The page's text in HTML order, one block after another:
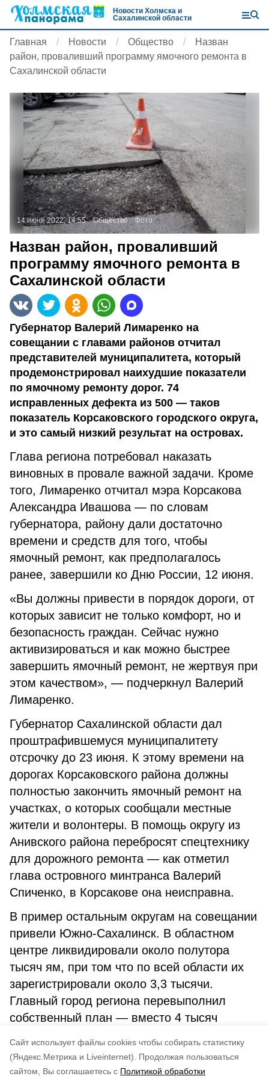
Cайт использует файлы cookies чтобы собирать статистику
(Яндекс.Метрика и Liveinternet).
Продолжая пользоваться
сайтом, Вы соглашаетесь с Политикой обработки
Новости Холмска и
Сахалинской области
Главная Новости Общество
Назван
район, проваливший программу ямочного ремонта в
Сахалинской области
14 июня 2022, 14:55 Общество Фото:
Назван район, проваливший
программу ямочного ремонта в
Сахалинской области
Губернатор Валерий Лимаренко на
совещании с главами районов отчитал
представителей муниципалитета, который
продемонстрировал наихудшие показатели
по ямочному ремонту дорог. 74
исправленных дефекта из 500 — таков
показатель Корсаковского городского округа,
и это самый низкий результат на островах.
Глава региона потребовал наказать
виновных в провале важной задачи. Кроме
того, Лимаренко отчитал мэра Корсакова
Александра Ивашова — по словам
губернатора, району дали достаточно
времени и средств для того, чтобы
ямочный ремонт, как предполагалось
ранее, завершили ко Дню России, 12 июня.
«Вы должны привести в порядок дороги, от
которых зависит не только комфорт, но и
безопасность граждан. Сейчас нужно
активизироваться и как можно быстрее
завершить ямочный ремонт, не жертвуя при
этом качеством», — подчеркнул Валерий
Лимаренко.
Губернатор Сахалинской области дал
проштрафившемуся муниципалитету
отсрочку до 23 июня. К этому времени на
дорогах Корсаковского района должны
полностью закончить ямочный ремонт на
участках, о которых сообщали местные
жители и волонтеры. В помощь округу из
Анивского района перебросят спецтехнику
для дорожного ремонта — как отметил
глава островного минтранса Валерий
Спиченко, в Корсакове она неисправна.
В пример остальным округам на совещании
привели Южно-Сахалинск. В областном
центре ликвидировали около полутора
тысяч ям, при том что по всей области их
зарегистрировали около 3,3 тысячи.
Главный город региона перевыполнил
собственный план — вместо 4 тысяч
около 6,5 тысячи.